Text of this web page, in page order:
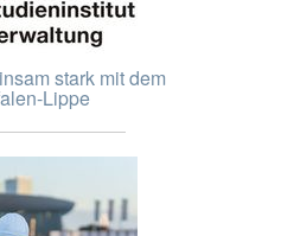
stark mit dem
Lippe